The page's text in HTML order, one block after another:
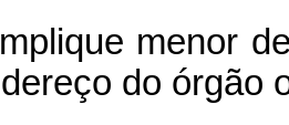
menor
do órgão